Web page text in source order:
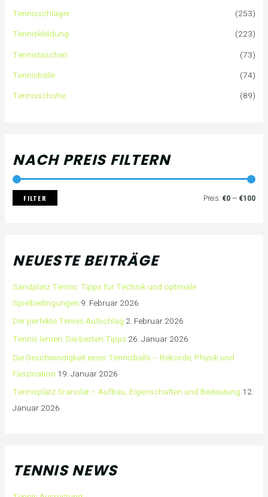
n
a
c
h
Tennisschläger
(253)
Tenniskleidung
(223)
Tennistaschen
(73)
Tennisbälle
(74)
Tennisschuhe
(89)
NACH PREIS FILTERN
e
i
s
e
i
s
FILTER Preis: €0— €100
NEUESTE BEITRÄGE
Sandplatz Tennis: Tipps für Technik und optimale
Spielbedingungen 9. Februar 2026
Der perfekte Tennis Aufschlag 2. Februar 2026
Tennis lernen: Die besten Tipps 26. Januar 2026
Die Geschwindigkeit eines Tennisballs – Rekorde, Physik und
Faszination 19. Januar 2026
Tennisplatz Granulat – Aufbau, Eigenschaften und Bedeutung 12.
Januar 2026
TENNIS NEWS